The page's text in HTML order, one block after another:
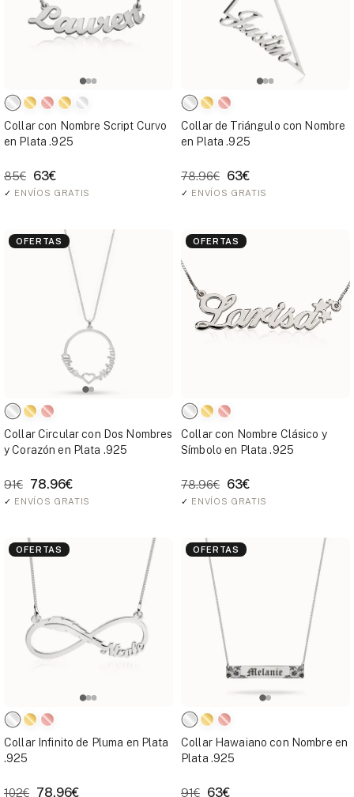
Collar con Nombre Script Curvo
en Plata .925
85€ 63€
✓ ENVÍOS GRATIS
Collar de Triángulo con Nombre
en Plata .925
78.96€ 63€
✓ ENVÍOS GRATIS
OFERTAS
Collar Circular con Dos Nombres
y Corazón en Plata .925
91€ 78.96€
✓ ENVÍOS GRATIS
OFERTAS
Collar con Nombre Clásico y
Símbolo en Plata .925
78.96€ 63€
✓ ENVÍOS GRATIS
OFERTAS
Collar Infinito de Pluma en Plata
.925
102€ 78.96€
OFERTAS
Collar Hawaiano con Nombre en
Plata .925
91€ 63€